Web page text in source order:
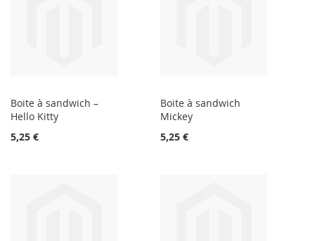
Boite à sandwich –
Hello Kitty
5,25 €
Boite à sandwich
Mickey
5,25 €